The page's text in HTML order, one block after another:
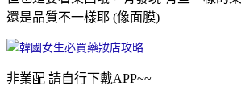
還是品質不一樣耶 (像面膜)
非業配 請自行下戴APP~~